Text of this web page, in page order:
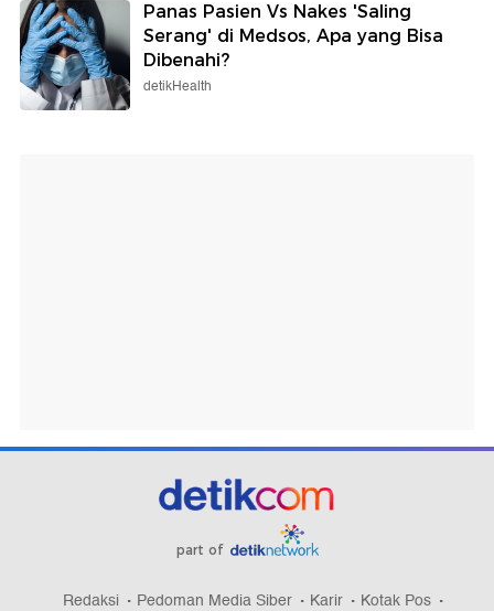
Panas Pasien Vs Nakes 'Saling
Serang' di Medsos, Apa yang Bisa
Dibenahi?
detikHealth
part of
Redaksi Pedoman Media Siber Karir Kotak Pos